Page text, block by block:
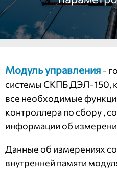
Модуль управления -
системы СКПБ ДЭЛ-150,
все необходимые
контроллера по сбору ,
информации об
Данные об измерениях
внутренней памяти